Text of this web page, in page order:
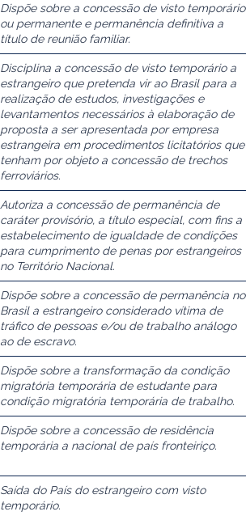
Dispõe sobre a concessão de visto temporário
ou permanente e permanência definitiva a
título de reunião familiar.
Disciplina a concessão de visto temporário a
estrangeiro que pretenda vir ao Brasil para a
realização de estudos, investigações e
levantamentos necessários à elaboração de
proposta a ser apresentada por empresa
estrangeira em procedimentos licitatórios que
tenham por objeto a concessão de trechos
ferroviários.
Autoriza a concessão de permanência de
caráter provisório, a título especial, com fins a
estabelecimento de igualdade de condições
para cumprimento de penas por estrangeiros
no Território Nacional.
Dispõe sobre a concessão de permanência no
Brasil a estrangeiro considerado vítima de
tráfico de pessoas e/ou de trabalho análogo
ao de escravo.
Dispõe sobre a transformação da condição
migratória temporária de estudante para
condição migratória temporária de trabalho.
Dispõe sobre a concessão de residência
temporária a nacional de país fronteiriço.
Saída do País do estrangeiro com visto
temporário.